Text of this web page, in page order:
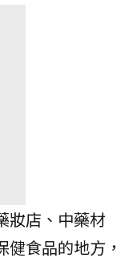
妝店、中藥材
食品的地方，